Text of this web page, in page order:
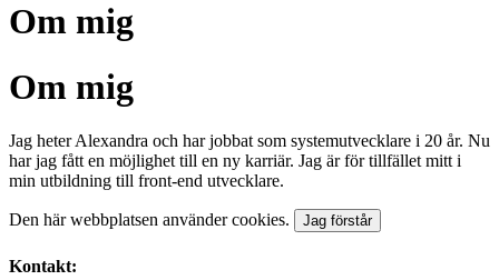
Om mig
Om mig
Jag heter Alexandra och har jobbat som systemutvecklare i 20 år. Nu
har jag fått en möjlighet till en ny karriär. Jag är för tillfället mitt i
min utbildning till front-end utvecklare.
Den här webbplatsen använder cookies. Jag förstår
Kontakt: